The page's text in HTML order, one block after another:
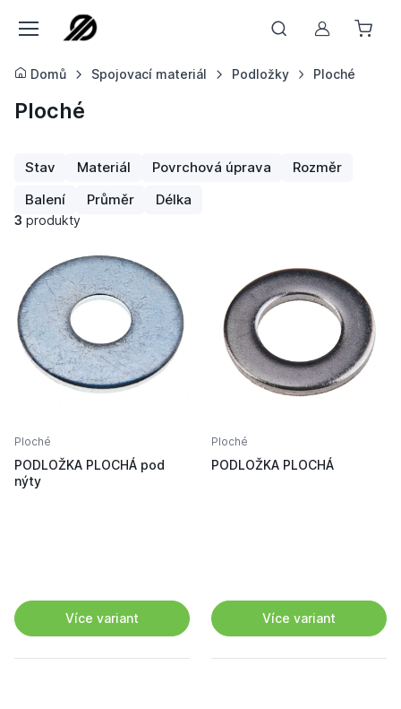
Můj účet
Domů Spojovací materiál Podložky Ploché
Ploché
Stav Materiál Povrchová úprava
Rozměr
Balení
Průměr Délka
3 produkty
Ploché
PODLOŽKA PLOCHÁ pod
nýty
Více variant
Ploché
PODLOŽKA PLOCHÁ
Více variant